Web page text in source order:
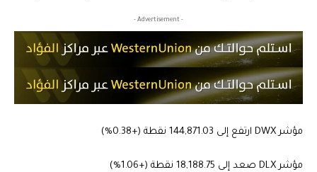
- Advertisement -
مؤشر DWX ارتفع إلى 144,871.03 نقطة (+0.38%)
مؤشر DLX صعد إلى 18,188.75 نقطة (+1.06%)